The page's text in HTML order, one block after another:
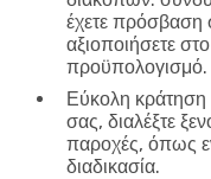
έχετε πρόσβαση
αξιοποιήσετε
προϋπολογισμό.
Εύκολη
σας, διαλέξτε
παροχές, όπως
διαδικασία.